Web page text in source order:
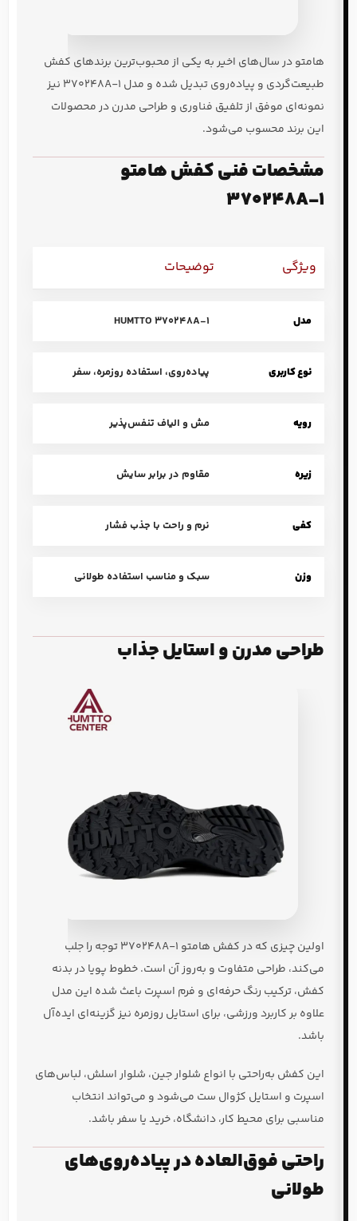
هامتو در سال‌های اخیر به یکی از محبوب‌ترین برندهای کفش
طبیعت‌گردی و پیاده‌روی تبدیل شده و مدل 370248A-1 نیز
نمونه‌ای موفق از تلفیق فناوری و طراحی مدرن در محصولات
این برند محسوب می‌شود.
مشخصات فنی کفش هامتو
370248A-1
ویژگی توضیحات
مدل HUMTTO 370248A-1
نوع کاربری پیاده‌روی، استفاده روزمره، سفر
رویه مش و الیاف تنفس‌پذیر
زیره مقاوم در برابر سایش
کفی نرم و راحت با جذب فشار
وزن سبک و مناسب استفاده طولانی
طراحی مدرن و استایل جذاب
اولین چیزی که در کفش هامتو 370248A-1 توجه را جلب
می‌کند، طراحی متفاوت و به‌روز آن است. خطوط پویا در بدنه
کفش، ترکیب رنگ حرفه‌ای و فرم اسپرت باعث شده این مدل
علاوه بر کاربرد ورزشی، برای استایل روزمره نیز گزینه‌ای ایده‌آل
باشد.
این کفش به‌راحتی با انواع شلوار جین، شلوار اسلش، لباس‌های
اسپرت و استایل کژوال ست می‌شود و می‌تواند انتخاب
مناسبی برای محیط کار، دانشگاه، خرید یا سفر باشد.
راحتی فوق‌العاده در پیاده‌روی‌های
طولانی